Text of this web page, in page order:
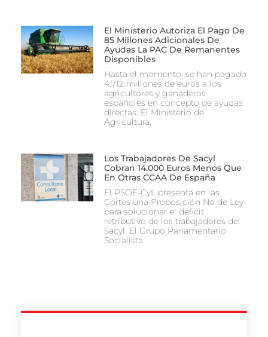
El Ministerio Autoriza El Pago De
85 Millones Adicionales De
Ayudas La PAC De Remanentes
Disponibles
Hasta el momento, se han pagado
4.712 millones de euros a los
agricultores y ganaderos
españoles en concepto de ayudas
directas. El Ministerio de
Agricultura,
Los Trabajadores De Sacyl
Cobran 14.000 Euros Menos Que
En Otras CCAA De España
El PSOE-CyL presenta en las
Cortes una Proposición No de Ley
para solucionar el déficit
retributivo de los trabajadores del
Sacyl. El Grupo Parlamentario
Socialista